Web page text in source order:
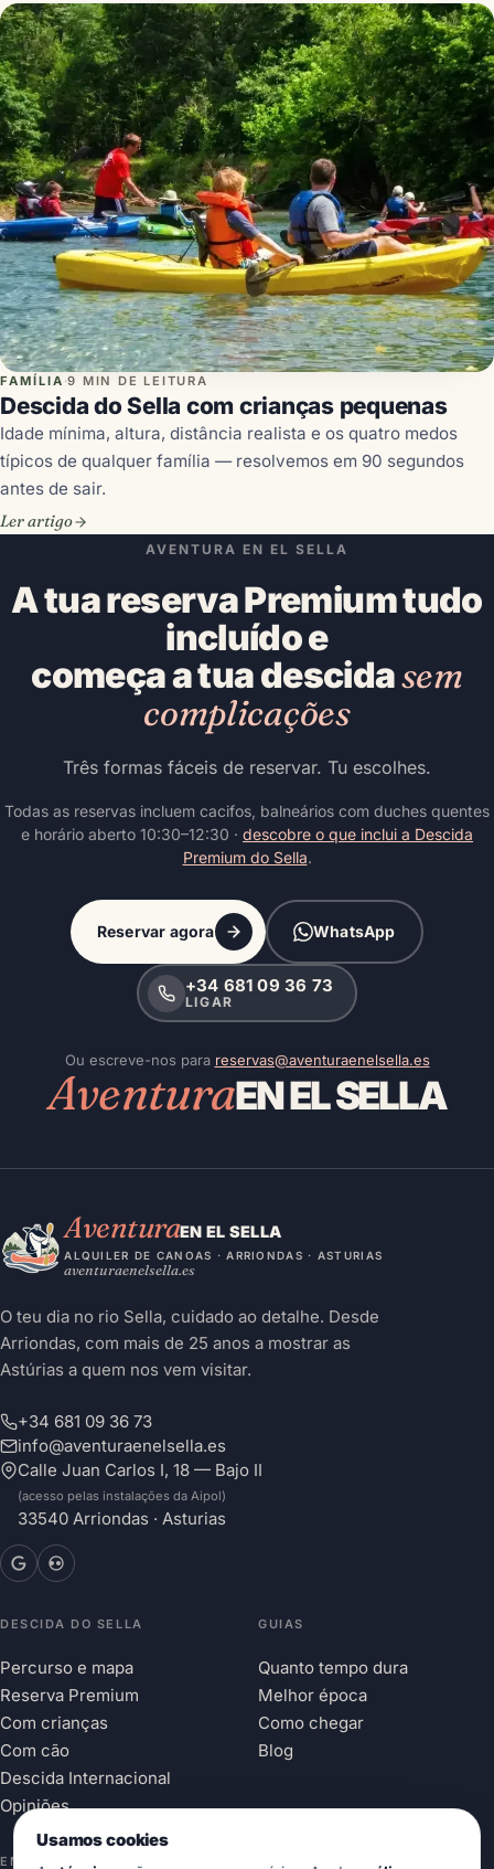
FAMÍLIA ·9 MIN DE LEITURA
Descida do Sella com crianças pequenas
Idade mínima, altura, distância realista e os quatro medos
típicos de qualquer família — resolvemos em 90 segundos
antes de sair.
Ler artigo
AVENTURA EN EL SELLA
A tua reserva Premium tudo
incluído e
começa a tua descidasem
complicações
Três formas fáceis de reservar. Tu escolhes.
Todas as reservas incluem cacifos, balneários com duches quentes
e horário aberto 10:30–12:30 · descobre o que inclui a Descida
Premium do Sella.
Reservar agora WhatsApp
+34 681 09 36 73
LIGAR
Ou escreve-nos para reservas@aventuraenelsella.es
AventuraEN EL SELLA
AventuraEN EL SELLA
ALQUILER DE CANOAS · ARRIONDAS · ASTURIAS
aventuraenelsella.es
O teu dia no rio Sella, cuidado ao detalhe. Desde
Arriondas, com mais de 25 anos a mostrar as
Astúrias a quem nos vem visitar.
+34 681 09 36 73
info@aventuraenelsella.es
Calle Juan Carlos I, 18 — Bajo II
(acesso pelas instalações da Aipol)
33540 Arriondas · Asturias
DESCIDA DO SELLA
Percurso e mapa
Reserva Premium
Com crianças
Com cão
Descida Internacional
Opiniões
GUIAS
Quanto tempo dura
Melhor época
Como chegar
Blog
EMPRESA
Usamos cookies